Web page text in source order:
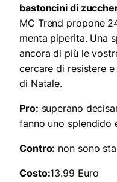
bastoncini di
MC Trend propone
menta piperita. Una
ancora di più le
cercare di resistere e
di Natale.
Pro: superano
fanno uno splendido
Contro: non sono
Costo:13.99 Euro